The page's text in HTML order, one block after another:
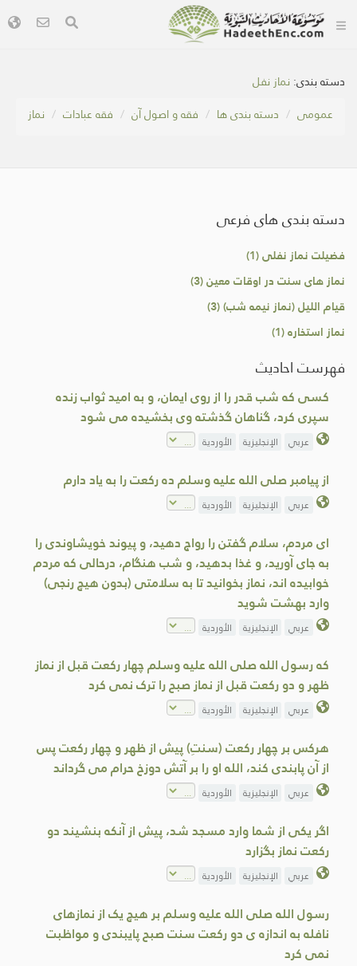
دسته بندی: نماز نفل
عمومی
دسته بندی ها فقه و اصول آن فقه عبادات نماز
دسته بندی های فرعی
فضیلت نماز نفلى (1)
نماز های سنت در اوقات معین (3)
قیام اللیل (نماز نیمه شب) (3)
نماز استخاره (1)
فهرست احادیث
کسی که شب قدر را از روی ایمان، و به امید ثواب زنده
سپرى كرد، گناهان گذشته وی بخشیده می شود
عربي الإنجليزية الأوردية
از پیامبر صلی الله علیه وسلم ده رکعت را به یاد دارم
عربي الإنجليزية الأوردية
ای مردم، سلام گفتن را رواج دهيد، و پيوند خويشاوندی را
به جای آوريد، و غذا بدهيد، و شب هنگام، درحالی که مردم
خوابيده اند، نماز بخوانيد تا به سلامتی (بدون هیچ رنجی)
وارد بهشت شويد
عربي الإنجليزية الأوردية
که رسول الله صلی الله علیه وسلم چهار رکعت قبل از نماز
ظهر و دو رکعت قبل از نماز صبح را ترک نمی کرد
عربي الإنجليزية الأوردية
هرکس بر چهار رکعت (سنتِ) پيش از ظهر و چهار رکعت پس
از آن پابندی کند، الله او را بر آتش دوزخ حرام می گرداند
عربي الإنجليزية الأوردية
اگر یکی از شما وارد مسجد شد، پیش از آنکه بنشیند دو
رکعت نماز بگزارد
عربي الإنجليزية الأوردية
رسول الله صلى الله عليه وسلم بر هيچ يک از نمازهای
نافله به اندازه ی دو رکعت سنت صبح پايبندی و مواظبت
نمی کرد